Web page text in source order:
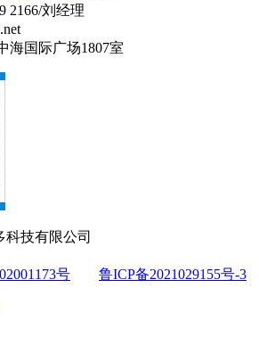
2166/刘经理
海国际广场1807室
技有限公司
号 鲁ICP备2021029155号-3